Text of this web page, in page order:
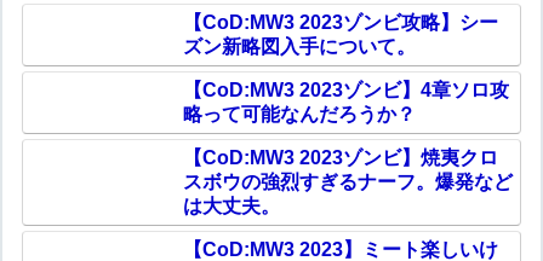
【CoD:MW3 2023ゾンビ攻略】シー
ズン新略図入手について。
【CoD:MW3 2023ゾンビ】4章ソロ攻
略って可能なんだろうか？
【CoD:MW3 2023ゾンビ】焼夷クロ
スボウの強烈すぎるナーフ。爆発など
は大丈夫。
【CoD:MW3 2023】ミート楽しいけ